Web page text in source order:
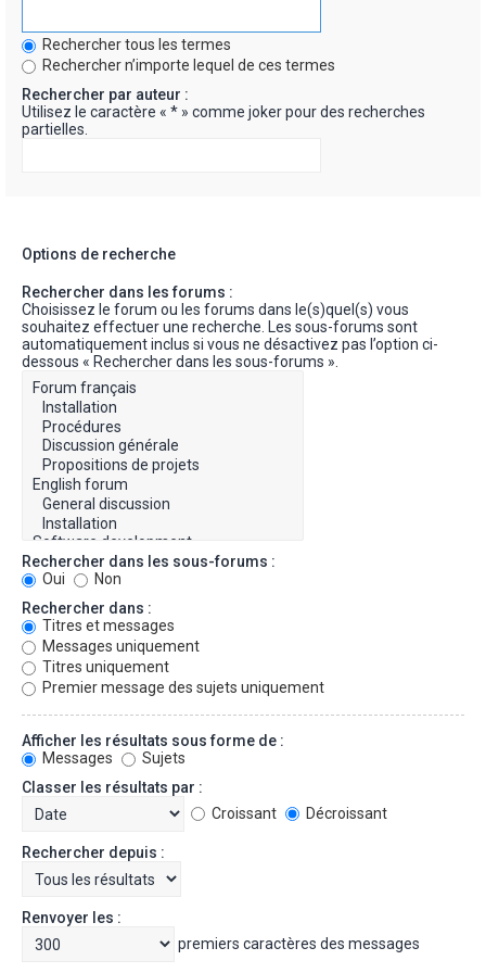
Rechercher tous les termes
Rechercher n’importe lequel de ces termes
Rechercher par auteur :
Utilisez le caractère « * » comme joker pour des recherches
partielles.
Options de recherche
Rechercher dans les forums :
Choisissez le forum ou les forums dans le(s)quel(s) vous
souhaitez effectuer une recherche. Les sous-forums sont
automatiquement inclus si vous ne désactivez pas l’option ci-
dessous « Rechercher dans les sous-forums ».
Rechercher dans les sous-forums :
Oui
Non
Rechercher dans :
Titres et messages
Messages uniquement
Titres uniquement
Premier message des sujets uniquement
Afficher les résultats sous forme de :
Messages
Sujets
Classer les résultats par :
Croissant
Décroissant
Rechercher depuis :
Renvoyer les :
premiers caractères des messages